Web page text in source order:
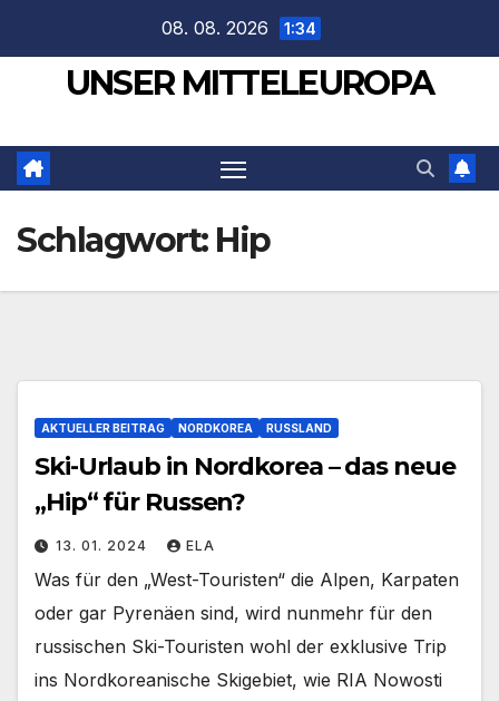
springen
08. 08. 2026 1:34
UNSER MITTELEUROPA
Schlagwort: Hip
AKTUELLER BEITRAG NORDKOREA RUSSLAND
Ski-Urlaub in Nordkorea – das neue
„Hip“ für Russen?
13. 01. 2024 ELA
Was für den „West-Touristen“ die Alpen, Karpaten
oder gar Pyrenäen sind, wird nunmehr für den
russischen Ski-Touristen wohl der exklusive Trip
ins Nordkoreanische Skigebiet, wie RIA Nowosti